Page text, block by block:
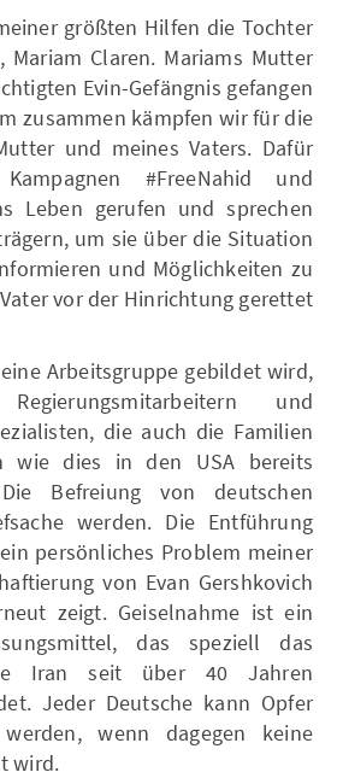
größten Hilfen die Tochter
Mariam Claren. Mariams Mutter
Evin-Gefängnis gefangen
zusammen kämpfen wir für die
und meines Vaters. Dafür
#FreeNahid und
Leben gerufen und sprechen
um sie über die Situation
und Möglichkeiten zu
vor der Hinrichtung gerettet
Arbeitsgruppe gebildet wird,
und
die auch die Familien
wie dies in den USA bereits
Befreiung von deutschen
werden. Die Entführung
persönliches Problem meiner
von Evan Gershkovich
zeigt. Geiselnahme ist ein
das speziell das
Iran seit über 40 Jahren
Jeder Deutsche kann Opfer
wenn dagegen keine
wird.